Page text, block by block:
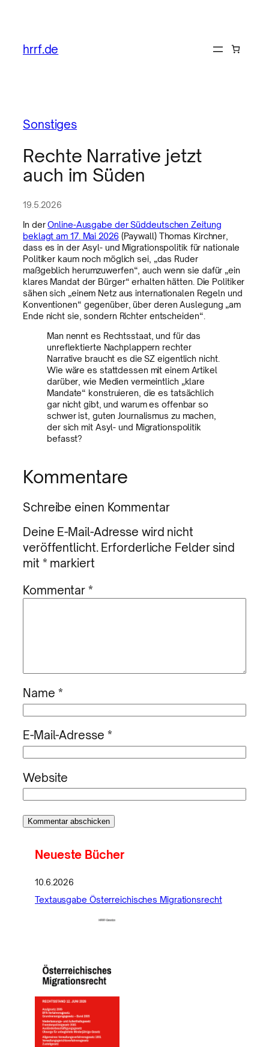
hrrf.de
Sonstiges
Rechte Narrative jetzt
auch im Süden
19.5.2026
In derOnline-Ausgabe der Süddeutschen Zeitung
beklagt am 17. Mai 2026(Paywall) Thomas Kirchner,
dass es in der Asyl- und Migrationspolitik für nationale
Politiker kaum noch möglich sei, „das Ruder
maßgeblich herumzuwerfen“, auch wenn sie dafür „ein
klares Mandat der Bürger“ erhalten hätten. Die Politiker
sähen sich „einem Netz aus internationalen Regeln und
Konventionen“ gegenüber, über deren Auslegung „am
Ende nicht sie, sondern Richter entscheiden“.
Man nennt es Rechtsstaat, und für das
unreflektierte Nachplappern rechter
Narrative braucht es die SZ eigentlich nicht.
Wie wäre es stattdessen mit einem Artikel
darüber, wie Medien vermeintlich „klare
Mandate“ konstruieren, die es tatsächlich
gar nicht gibt, und warum es offenbar so
schwer ist, guten Journalismus zu machen,
der sich mit Asyl- und Migrationspolitik
befasst?
Kommentare
Schreibe einen Kommentar
Deine E-Mail-Adresse wird nicht
veröffentlicht. Erforderliche Felder sind
mit * markiert
Kommentar*
Name *
E-Mail-Adresse *
Website
Neueste Bücher
10.6.2026
Textausgabe Österreichisches Migrationsrecht